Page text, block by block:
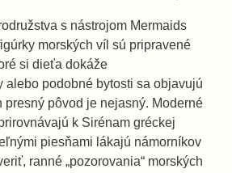
s nástrojom Mermaids
morských víl sú pripravené
si dieťa dokáže
alebo podobné bytosti sa objavujú
pôvod je nejasný. Moderné
k Sirénam gréckej
piesňami lákajú námorníkov
ranné „pozorovania“ morských